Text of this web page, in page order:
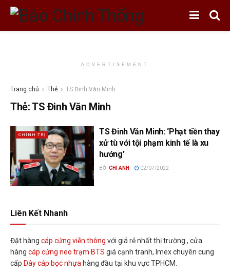
ADVERTISEMENT
Trang chủ Thẻ TS Đinh Văn Minh
Thẻ:TS Đinh Văn Minh
CHÍNH TRỊ
TS Đinh Văn Minh: ‘Phạt tiền thay
xử tù với tội phạm kinh tế là xu
hướng’
BỞI CHÍ ANH 02/07/2022
Liên Kết Nhanh
Đặt hàng cáp cứng viễn thông với giá rẻ nhất thị trường , cửa
hàng cáp cứng neo trạm BTS giá cạnh tranh, Imex chuyên cung
cấp Dây cáp bọc nhựa hàng đầu tại khu vực TPHCM.